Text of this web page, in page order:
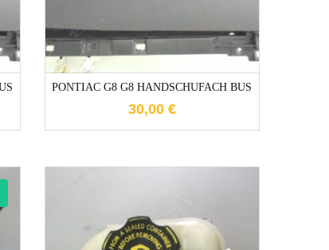
PONTIAC G8 G8 HANDSCHUFACH BUS
30,00 €